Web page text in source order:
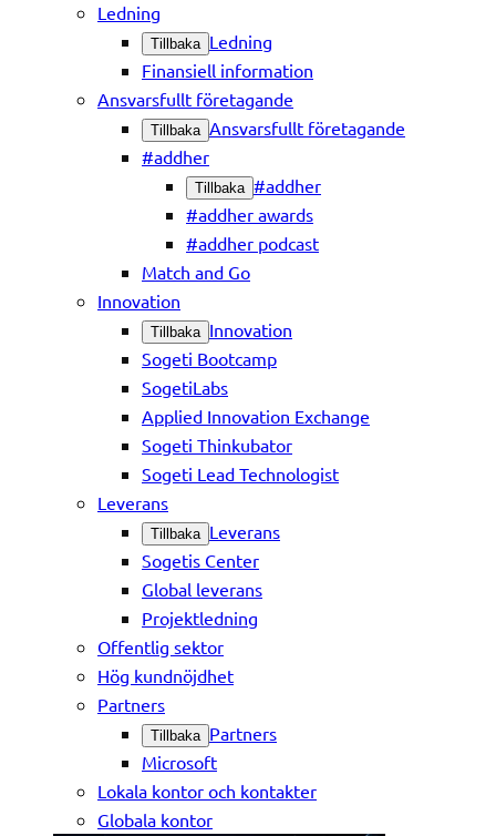
Ledning
Tillbaka Ledning
Finansiell information
Ansvarsfullt företagande
Tillbaka Ansvarsfullt företagande
#addher
Tillbaka #addher
#addher awards
#addher podcast
Match and Go
Innovation
Tillbaka Innovation
Sogeti Bootcamp
SogetiLabs
Applied Innovation Exchange
Sogeti Thinkubator
Sogeti Lead Technologist
Leverans
Tillbaka Leverans
Sogetis Center
Global leverans
Projektledning
Offentlig sektor
Hög kundnöjdhet
Partners
Tillbaka Partners
Microsoft
Lokala kontor och kontakter
Globala kontor